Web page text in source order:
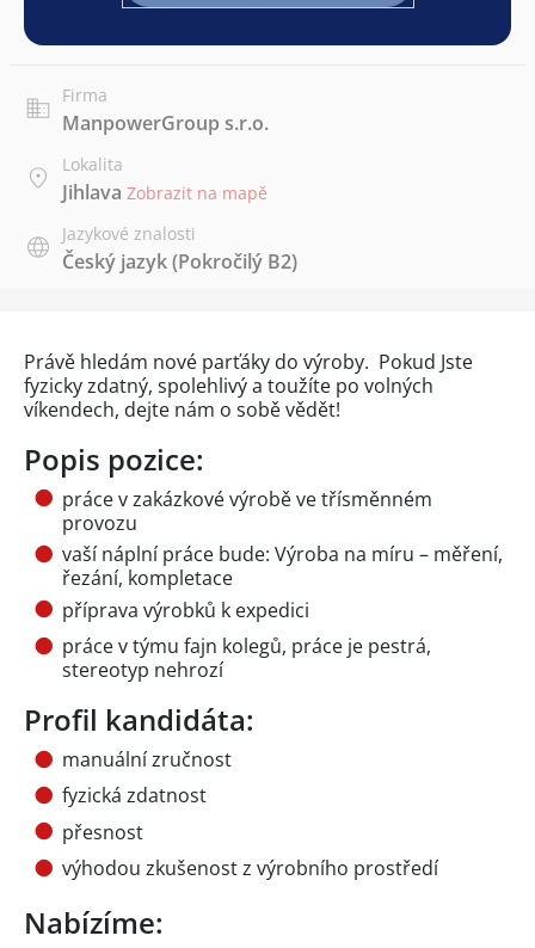
Firma
ManpowerGroup s.r.o.
Lokalita
Jihlava Zobrazit na mapě
Jazykové znalosti
Český jazyk(Pokročilý B2)
Právě hledám nové parťáky do výroby. Pokud Jste
fyzicky zdatný, spolehlivý a toužíte po volných
víkendech, dejte nám o sobě vědět!
Popis pozice:
práce v zakázkové výrobě ve třísměnném
provozu
vaší náplní práce bude: Výroba na míru – měření,
řezání, kompletace
příprava výrobků k expedici
práce v týmu fajn kolegů, práce je pestrá,
stereotyp nehrozí
Profil kandidáta:
manuální zručnost
fyzická zdatnost
přesnost
výhodou zkušenost z výrobního prostředí
Nabízíme: